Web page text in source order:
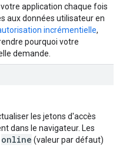
application chaque fois
aux données utilisateur en
incrémentielle,
pourquoi votre
demande.
les jetons d'accès
dans le navigateur. Les
online (valeur par défaut)